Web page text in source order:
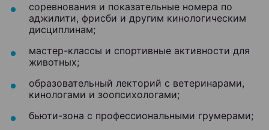
соревнования и показательные номера по
аджилити, фрисби и другим кинологическим
дисциплинам;
мастер-классы и спортивные активности для
животных;
образовательный лекторий с ветеринарами,
кинологами и зоопсихологами;
бьюти-зона с профессиональными грумерами;